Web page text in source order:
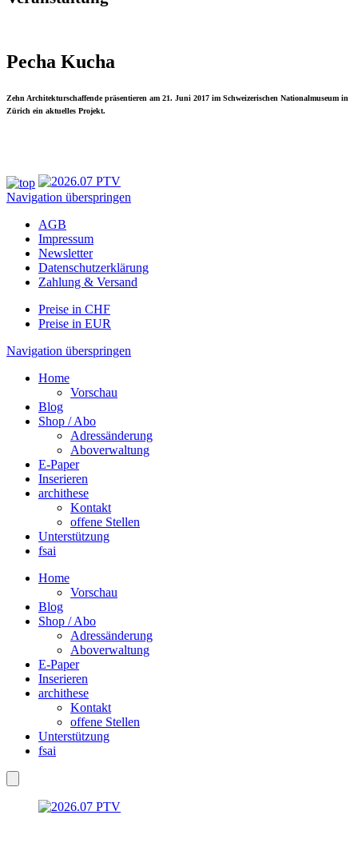
Pecha Kucha
Zehn Architekturschaffende präsentieren am 21. Juni 2017 im Schweizerischen Nationalmuseum in
Zürich ein aktuelles Projekt.
Navigation überspringen
AGB
Impressum
Newsletter
Datenschutzerklärung
Zahlung & Versand
Preise in CHF
Preise in EUR
Navigation überspringen
Home
Vorschau
Blog
Shop / Abo
Adressänderung
Aboverwaltung
E-Paper
Inserieren
archithese
Kontakt
offene Stellen
Unterstützung
fsai
Home
Vorschau
Blog
Shop / Abo
Adressänderung
Aboverwaltung
E-Paper
Inserieren
archithese
Kontakt
offene Stellen
Unterstützung
fsai